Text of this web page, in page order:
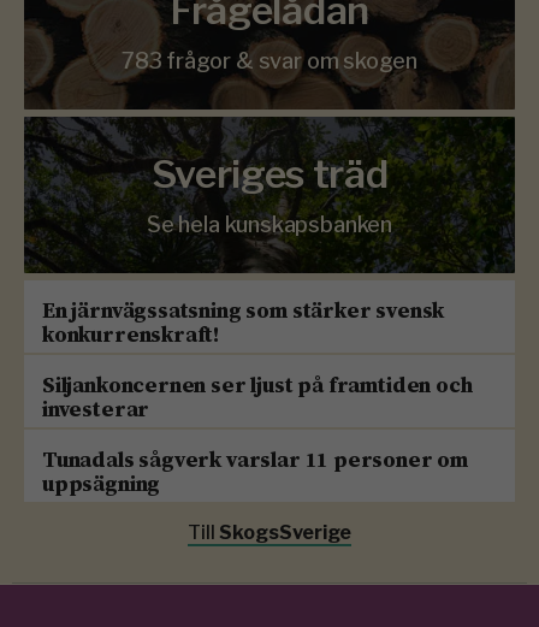
Frågelådan
783 frågor & svar om skogen
Sveriges träd
Se hela kunskapsbanken
En järnvägssatsning som stärker svensk
konkurrenskraft!
Siljankoncernen ser ljust på framtiden och
investerar
Tunadals sågverk varslar 11 personer om
uppsägning
Till SkogsSverige